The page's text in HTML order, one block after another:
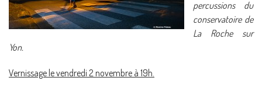
percussions du
conservatoire de
La Roche sur
Yon.
Vernissage le vendredi 2 novembre à 19h.